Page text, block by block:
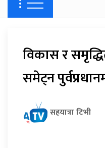
विकास र
समेट्न
सहयात्रा टिभी